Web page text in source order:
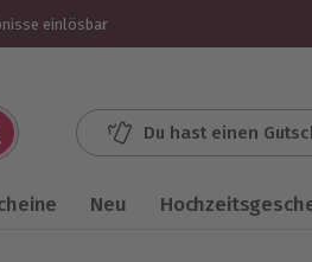
einlösbar
Du hast einen
Neu